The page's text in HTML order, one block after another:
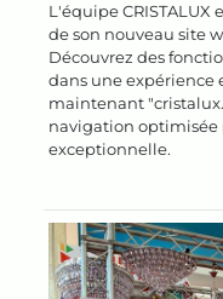
L'équipe
de son nouveau site
Découvrez des
dans une expérience
maintenant
navigation
exceptionnelle.